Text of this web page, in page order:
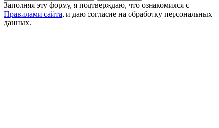
Заполняя эту форму, я подтверждаю, что ознакомился с
Правилами сайта, и даю согласие на обработку персональных
данных.